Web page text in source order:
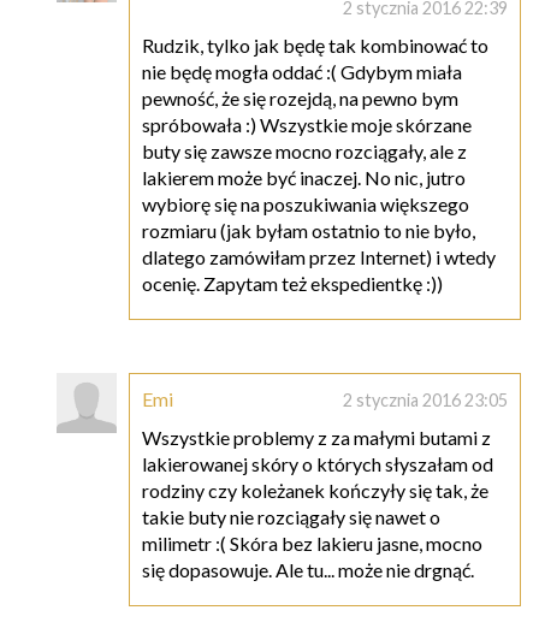
2 stycznia 2016 22:39
Rudzik, tylko jak będę tak kombinować to
nie będę mogła oddać :( Gdybym miała
pewność, że się rozejdą, na pewno bym
spróbowała :) Wszystkie moje skórzane
buty się zawsze mocno rozciągały, ale z
lakierem może być inaczej. No nic, jutro
wybiorę się na poszukiwania większego
rozmiaru (jak byłam ostatnio to nie było,
dlatego zamówiłam przez Internet) i wtedy
ocenię. Zapytam też ekspedientkę :))
Emi 2 stycznia 2016 23:05
Wszystkie problemy z za małymi butami z
lakierowanej skóry o których słyszałam od
rodziny czy koleżanek kończyły się tak, że
takie buty nie rozciągały się nawet o
milimetr :( Skóra bez lakieru jasne, mocno
się dopasowuje. Ale tu... może nie drgnąć.